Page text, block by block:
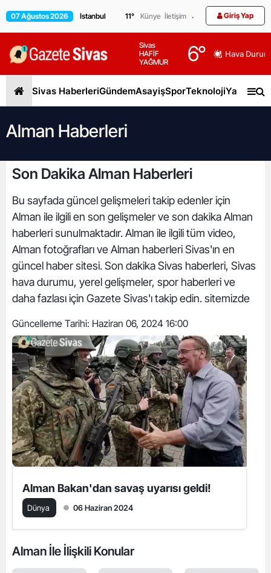
07 Ağustos 2026 11° Künye İletişim Giriş Yap
Sivas
HAFİF
YAĞMUR
6° Hava
Sivas HaberleriGündemAsayişSporTeknolojiYaşam
Alman Haberleri
Son Dakika Alman Haberleri
Bu sayfada güncel gelişmeleri takip edenler için
Alman ile ilgili en son gelişmeler ve son dakika Alman
haberleri sunulmaktadır. Alman ile ilgili tüm video,
Alman fotoğrafları ve Alman haberleri Sivas'ın en
güncel haber sitesi. Son dakika Sivas haberleri, Sivas
hava durumu, yerel gelişmeler, spor haberleri ve
daha fazlası için Gazete Sivas'ı takip edin. sitemizde
Güncelleme Tarihi: Haziran 06, 2024 16:00
Alman Bakan'dan savaş uyarısı geldi!
Dünya 06 Haziran 2024
Alman İle İlişkili Konular